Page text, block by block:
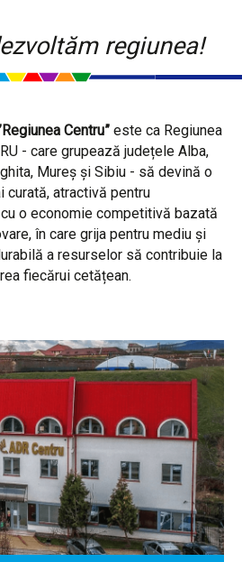
regiunea!
Centru”este ca Regiunea
- care grupează județele Alba,
Mureș și Sibiu - să devină o
curată, atractivă pentru
o economie competitivă bazată
în care grija pentru mediu și
a resurselor să contribuie la
fiecărui cetățean.